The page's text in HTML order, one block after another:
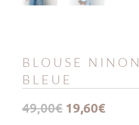
BLOUSE NINON
BLEUE
49,00€ Le
prix
19,60€Le
prix